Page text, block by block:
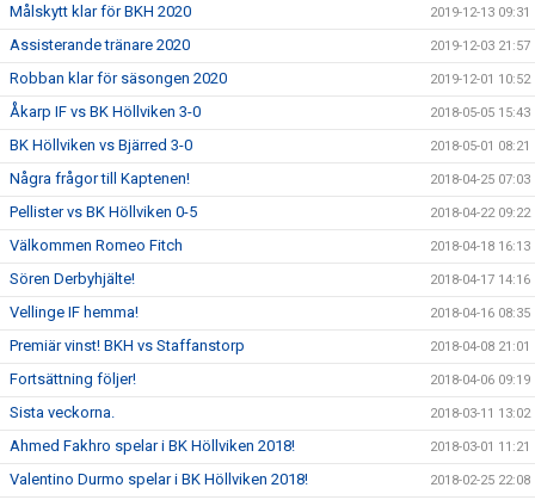
Målskytt klar för BKH 2020 2019-12-13 09:31
Assisterande tränare 2020 2019-12-03 21:57
Robban klar för säsongen 2020 2019-12-01 10:52
Åkarp IF vs BK Höllviken 3-0 2018-05-05 15:43
BK Höllviken vs Bjärred 3-0 2018-05-01 08:21
Några frågor till Kaptenen! 2018-04-25 07:03
Pellister vs BK Höllviken 0-5 2018-04-22 09:22
Välkommen Romeo Fitch 2018-04-18 16:13
Sören Derbyhjälte! 2018-04-17 14:16
Vellinge IF hemma! 2018-04-16 08:35
Premiär vinst! BKH vs Staffanstorp 2018-04-08 21:01
Fortsättning följer! 2018-04-06 09:19
Sista veckorna. 2018-03-11 13:02
Ahmed Fakhro spelar i BK Höllviken 2018! 2018-03-01 11:21
Valentino Durmo spelar i BK Höllviken 2018! 2018-02-25 22:08